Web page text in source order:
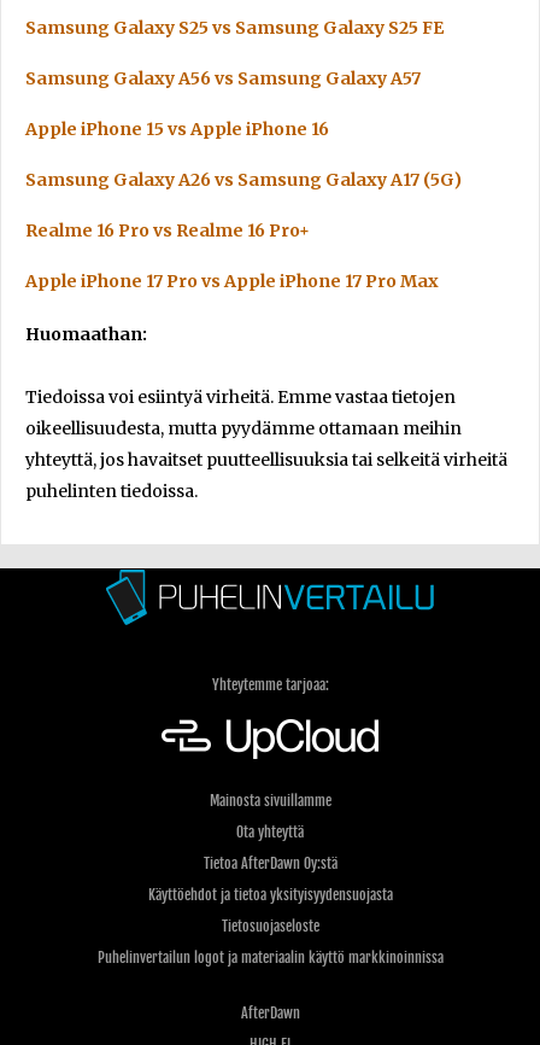
Samsung Galaxy S25 vs Samsung Galaxy S25 FE
Samsung Galaxy A56 vs Samsung Galaxy A57
Apple iPhone 15 vs Apple iPhone 16
Samsung Galaxy A26 vs Samsung Galaxy A17 (5G)
Realme 16 Pro vs Realme 16 Pro+
Apple iPhone 17 Pro vs Apple iPhone 17 Pro Max
Huomaathan:
Tiedoissa voi esiintyä virheitä. Emme vastaa tietojen
oikeellisuudesta, mutta pyydämme ottamaan meihin
yhteyttä, jos havaitset puutteellisuuksia tai selkeitä virheitä
puhelinten tiedoissa.
Yhteytemme tarjoaa:
Mainosta sivuillamme
Ota yhteyttä
Tietoa AfterDawn Oy:stä
Käyttöehdot ja tietoa yksityisyydensuojasta
Tietosuojaseloste
Puhelinvertailun logot ja materiaalin käyttö markkinoinnissa
AfterDawn